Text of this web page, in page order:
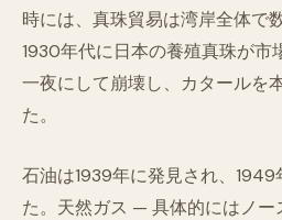
時には、真珠貿易は湾岸全体で
1930年代に日本の養殖真珠が市
一夜にして崩壊し、カタールを
た。
石油は1939年に発見され、1949
た。天然ガス — 具体的にはノー